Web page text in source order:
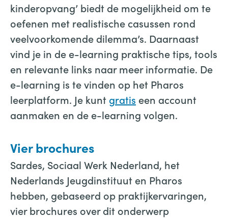
kinderopvang’ biedt de mogelijkheid om te
oefenen met realistische casussen rond
veelvoorkomende dilemma’s. Daarnaast
vind je in de e-learning praktische tips, tools
en relevante links naar meer informatie. De
e-learning is te vinden op het Pharos
leerplatform. Je kunt gratis een account
aanmaken en de e-learning volgen.
Vier brochures
Sardes, Sociaal Werk Nederland, het
Nederlands Jeugdinstituut en Pharos
hebben, gebaseerd op praktijkervaringen,
vier brochures over dit onderwerp